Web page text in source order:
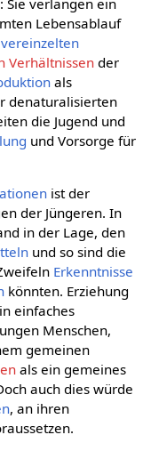
Sie verlangen ein
Lebensablauf
vereinzelten
Verhältnissender
als
denaturalisierten
die Jugend und
und Vorsorge für
ist der
der Jüngeren. In
in der Lage, den
und so sind die
Erkenntnisse
könnten. Erziehung
einfaches
Menschen,
gemeinen
als ein gemeines
auch dies würde
, an ihren